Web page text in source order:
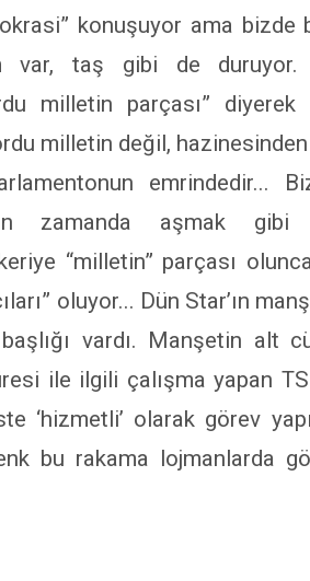
konuşuyor ama
var, taş gibi de duruyor.
milletin parçası” diyerek
milletin değil, hazinesinden
emrindedir...
zamanda aşmak
“milletin” parçası
oluyor... Dün Star’ın
vardı. Manşetin alt
ile ilgili çalışma yapan
‘hizmetli’ olarak görev
bu rakama lojmanlarda